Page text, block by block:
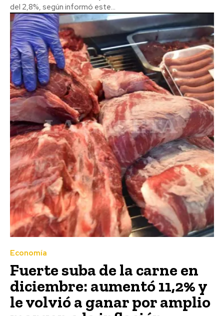
del 2,8%, según informó este...
Economía
Fuerte suba de la carne en
diciembre: aumentó 11,2% y
le volvió a ganar por amplio